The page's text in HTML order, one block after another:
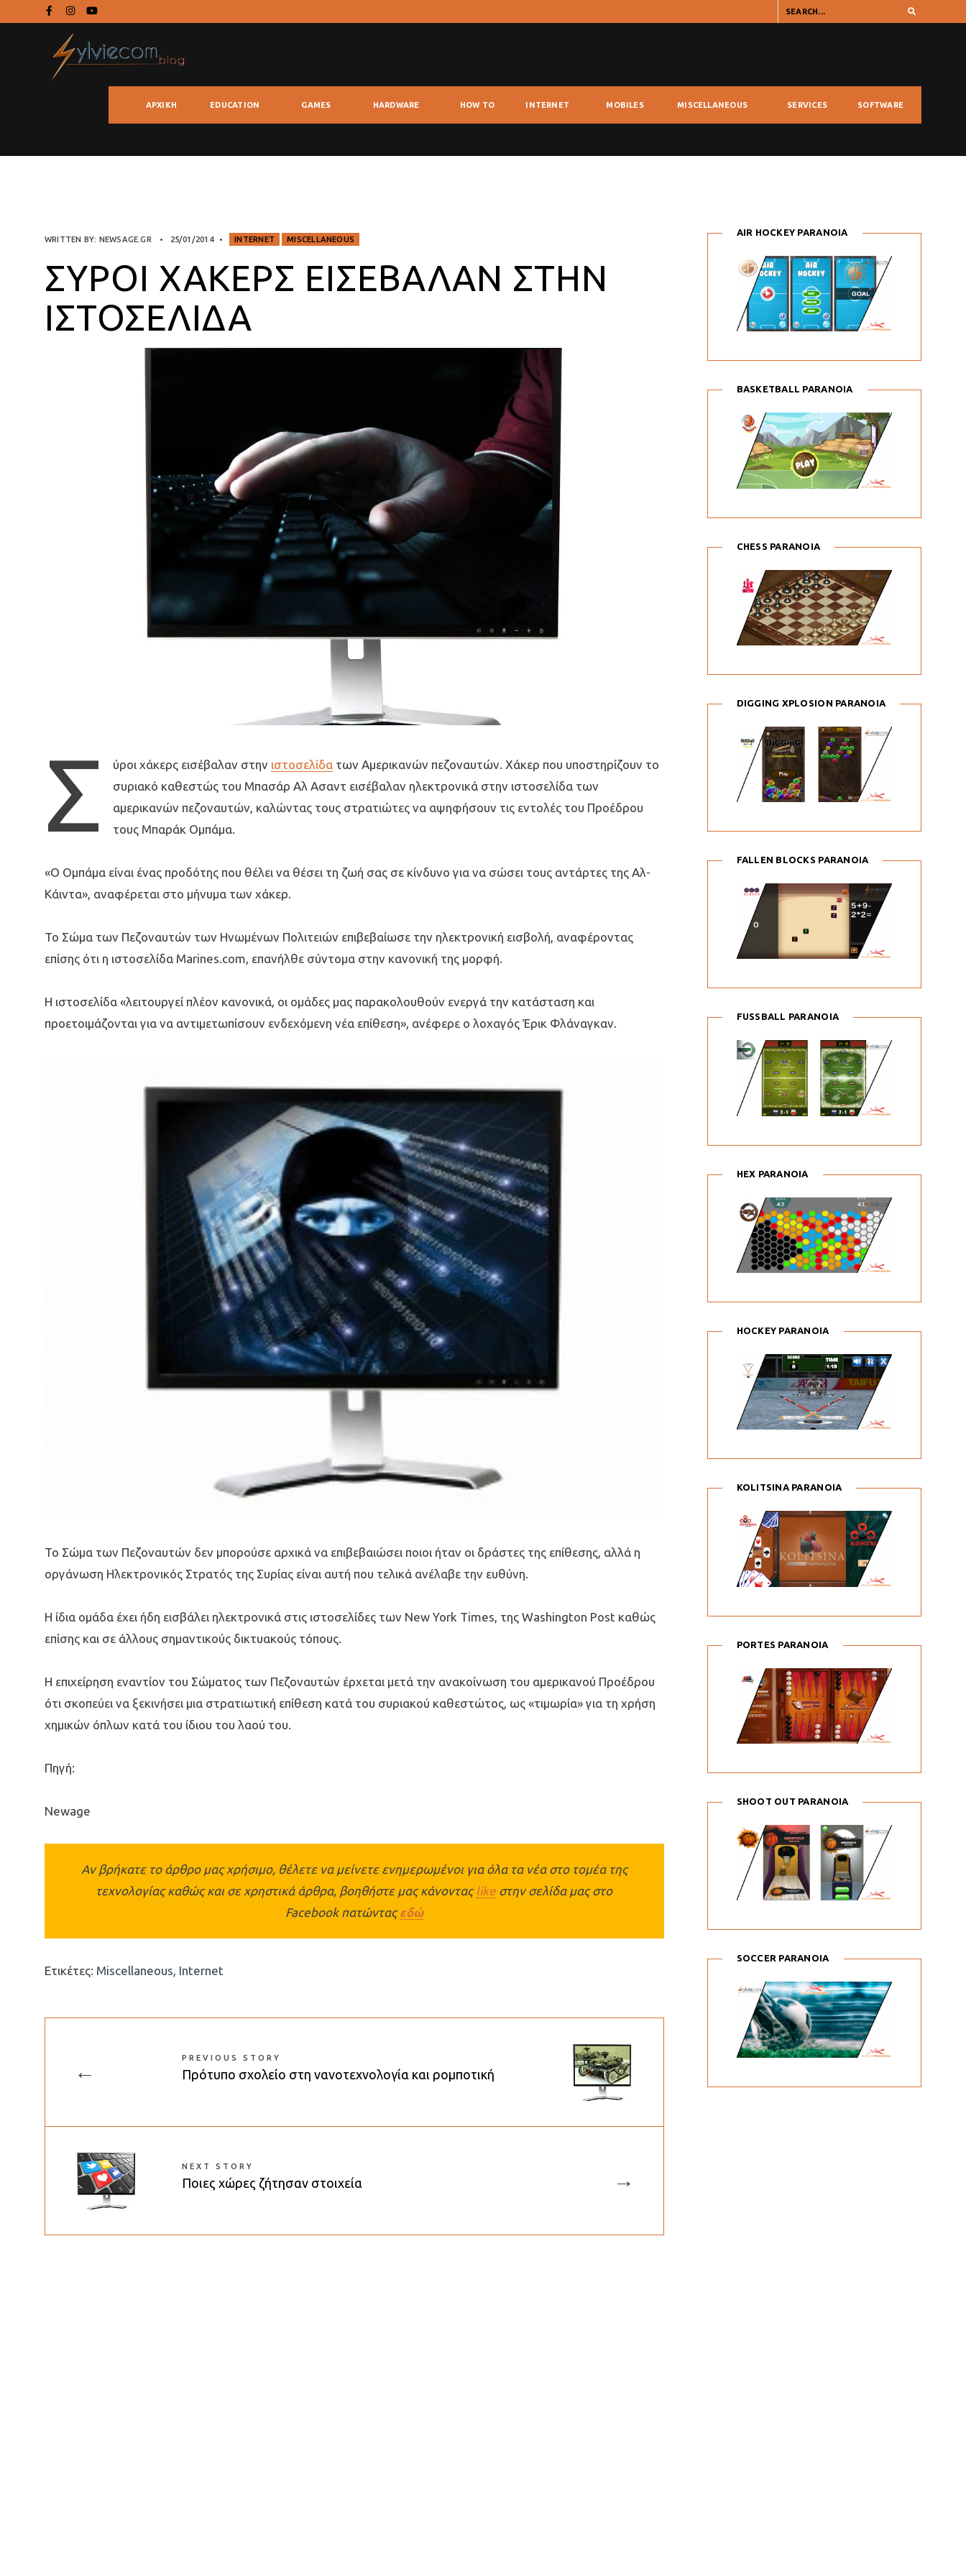
ΑΡΧΙΚΉ EDUCATION GAMES HARDWARE HOW TO INTERNET MOBILES MISCELLANEOUS SERVICES SOFTWARE
WRITTEN BY: NEWSAGE.GR • 25/01/2014 • INTERNET MISCELLANEOUS
ΣΎΡΟΙ ΧΆΚΕΡΣ ΕΙΣΈΒΑΛΑΝ ΣΤΗΝ
ΙΣΤΟΣΕΛΊΔΑ
Σ ύροι χάκερς εισέβαλαν στην ιστοσελίδα των Αμερικανών πεζοναυτών. Χάκερ που υποστηρίζουν το
συριακό καθεστώς του Μπασάρ Αλ Ασαντ εισέβαλαν ηλεκτρονικά στην ιστοσελίδα των
αμερικανών πεζοναυτών, καλώντας τους στρατιώτες να αψηφήσουν τις εντολές του Προέδρου
τους Μπαράκ Ομπάμα.
«Ο Ομπάμα είναι ένας προδότης που θέλει να θέσει τη ζωή σας σε κίνδυνο για να σώσει τους αντάρτες της Αλ-
Κάιντα», αναφέρεται στο μήνυμα των χάκερ.
Το Σώμα των Πεζοναυτών των Ηνωμένων Πολιτειών επιβεβαίωσε την ηλεκτρονική εισβολή, αναφέροντας
επίσης ότι η ιστοσελίδα Marines.com, επανήλθε σύντομα στην κανονική της μορφή.
Η ιστοσελίδα «λειτουργεί πλέον κανονικά, οι ομάδες μας παρακολουθούν ενεργά την κατάσταση και
προετοιμάζονται για να αντιμετωπίσουν ενδεχόμενη νέα επίθεση», ανέφερε ο λοχαγός Έρικ Φλάναγκαν.
Το Σώμα των Πεζοναυτών δεν μπορούσε αρχικά να επιβεβαιώσει ποιοι ήταν οι δράστες της επίθεσης, αλλά η
οργάνωση Ηλεκτρονικός Στρατός της Συρίας είναι αυτή που τελικά ανέλαβε την ευθύνη.
Η ίδια ομάδα έχει ήδη εισβάλει ηλεκτρονικά στις ιστοσελίδες των New York Times, της Washington Post καθώς
επίσης και σε άλλους σημαντικούς δικτυακούς τόπους.
Η επιχείρηση εναντίον του Σώματος των Πεζοναυτών έρχεται μετά την ανακοίνωση του αμερικανού Προέδρου
ότι σκοπεύει να ξεκινήσει μια στρατιωτική επίθεση κατά του συριακού καθεστώτος, ως «τιμωρία» για τη χρήση
χημικών όπλων κατά του ίδιου του λαού του.
Πηγή:
Newage
Αν βρήκατε το άρθρο μας χρήσιμο, θέλετε να μείνετε ενημερωμένοι για όλα τα νέα στο τομέα της
τεχνολογίας καθώς και σε χρηστικά άρθρα, βοηθήστε μας κάνοντας like στην σελίδα μας στο
Facebook πατώνταςεδώ
Ετικέτες: Miscellaneous, Internet
←
PREVIOUS STORY
Πρότυπο σχολείο στη νανοτεχνολογία και ρομποτική
→
NEXT STORY
Ποιες χώρες ζήτησαν στοιχεία
AIR HOCKEY PARANOIA
BASKETBALL PARANOIA
CHESS PARANOIA
DIGGING XPLOSION PARANOIA
FALLEN BLOCKS PARANOIA
FUSSBALL PARANOIA
HEX PARANOIA
HOCKEY PARANOIA
KOLITSINA PARANOIA
PORTES PARANOIA
SHOOT OUT PARANOIA
SOCCER PARANOIA